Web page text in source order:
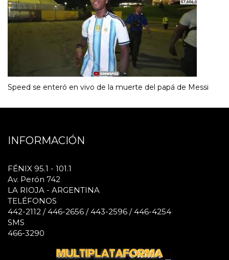
Speed se enteró en vivo de la muerte del papá de Messi
INFORMACIÓN
FÉNIX 95.1 - 101.1
Av. Perón 742
LA RIOJA - ARGENTINA
TELÉFONOS
442-2112 / 446-2656 / 443-2596 / 446-4254
SMS
466-3290